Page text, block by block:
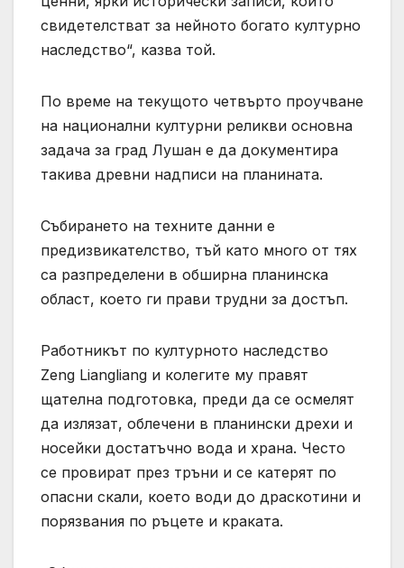
свидетелстват за нейното богато културно
наследство“, казва той.
По време на текущото четвърто проучване
на национални културни реликви основна
задача за град Лушан е да документира
такива древни надписи на планината.
Събирането на техните данни е
предизвикателство, тъй като много от тях
са разпределени в обширна планинска
област, което ги прави трудни за достъп.
Работникът по културното наследство
Zeng Liangliang и колегите му правят
щателна подготовка, преди да се осмелят
да излязат, облечени в планински дрехи и
носейки достатъчно вода и храна. Често
се провират през тръни и се катерят по
опасни скали, което води до драскотини и
порязвания по ръцете и краката.